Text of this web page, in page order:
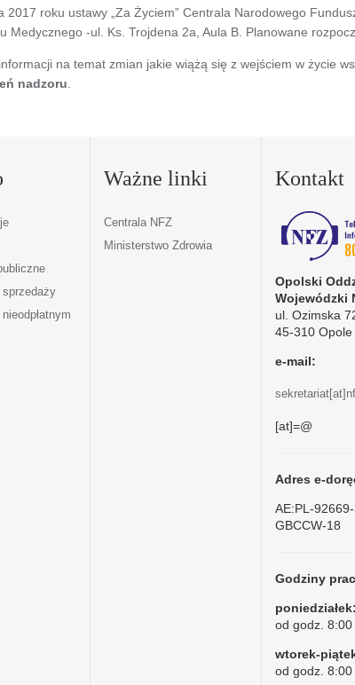
2017 roku ustawy „Za Życiem” Centrala Narodowego
Medycznego -ul. Ks. Trojdena 2a, Aula B. Planowane
na temat zmian jakie wiążą się z wejściem w życie
nadzoru
sprzedaży
Ważne linki
Centrala NFZ
Ministerstwo Zdrowia
Kontakt
Opolski
Wojewódzki
ul. Ozimska
45-310 Opole
e-mail:
[at]=@
Adres e-
AE:PL-
GBCCW-18
Godziny
poniedziałek:
od godz.
wtorek-
od godz.